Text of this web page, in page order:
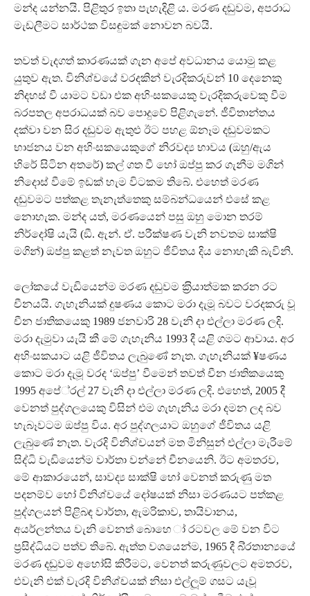
මන්ද යන්නයි. පිළිතුර ඉතා පැහැදිළි ය. මරණ දඬුවම, අපරාධ
මැඩලීමට සාර්ථක විසඳුමක් නොවන බවයි.
තවත් වැදගත් කාරණයක් ගැන අපේ අවධානය යොමු කළ
යුතුව ඇත. විනිශ්චයේ වරදකින් වැරදිකරුවන් 10 දෙනෙකු
නිදහස් වී යාමට වඩා එක අහිංසකයෙකු වැරදිකරුවෙකු වීම
බරපතල අපරාධයක් බව පොදුවේ පිළිගැනේ. ජීවිතාන්තය
දක්වා වන සිර දඬුවම ඇතුළු ඊට පහළ ඕනෑම දඬුවමකට
භාජනය වන අහිංසකයෙකුගේ නිරවද්‍ය භාවය (ඔහු/ඇය
හිරේ සිටින අතරේ) කල් ගත වී හෝ ඔප්පු කර ගැනීම මගින්
නිදොස් වීමේ ඉඩක් හැම විටකම තිබේ. එහෙත් මරණ
දඬුවමට පත්කළ තැනැත්තෙකු සම්බන්ධයෙන් එසේ කළ
නොහැක. මන්ද යත්, මරණයෙන් පසු ඔහු මොන තරම්
නිර්දෝෂි යැයි (ඞී. ඇන්. ඒ. පරීක්ෂණ වැනි නවතම සාක්ෂි
මගින්) ඔප්පු කළත් නැවත ඔහුට ජීවිතය දිය නොහැකි බැවිනි.
ලෝකයේ වැඩියෙන්ම මරණ දඬුවම ක‍්‍රියාත්මක කරන රට
චීනයයි. ගැහැනියක් දුෂණය කොට මරා දැමූ බවට වරදකරු වූ
චීන ජාතිකයෙකු 1989 ජනවාරි 28 වැනි දා එල්ලා මරණ ලදි.
මරා දැමුවා යැයි කී මේ ගැහැනිය 1993 දී යළි ගමට ආවාය. අර
අහිංසකයාට යළි ජීවිතය ලැබුණේ නැත. ගැහැනියක් ¥ෂණය
කොට මරා දැමූ වරද ‘ඔප්පු’ වීමෙන් තවත් චීන ජාතිකයෙකු
1995 අපේ‍්‍රල් 27 වැනි දා එල්ලා මරණ ලදි. එහෙත්, 2005 දී
වෙනත් පුද්ගලයෙකු විසින් එම ගැහැනිය මරා දමන ලද බව
හැබෑවටම ඔප්පු විය. අර පුද්ගලයාට ඔහුගේ ජීවිතය යළි
ලැබුණේ නැත. වැරදි විනිශ්චයන් මත මිනිසුන් එල්ලා මැරීමේ
සිද්ධි වැඩියෙන්ම වාර්තා වන්නේ චීනයෙනි. ඊට අමතරව,
මේ ආකාරයෙන්, සාවද්‍ය සාක්ෂි හෝ වෙනත් කරුණු මත
පදනම්ව හෝ විනිශ්චයේ දෝෂයක් නිසා මරණයට පත්කළ
පුද්ගලයන් පිළිබඳ වාර්තා, ඇමරිකාව, තායිවානය,
අයර්ලන්තය වැනි වෙනත් බොහෙ ා් රටවල මේ වන විට
ප‍්‍රසිද්ධියට පත්ව තිබේ. ඇත්ත වශයෙන්ම, 1965 දී බි‍්‍රතාන්‍යයේ
මරණ දඬුවම අහෝසි කිරීමට, වෙනත් කරුණුවලට අමතරව,
එවැනි එක් වැරදි විනිශ්චයක් නිසා එල්ලූම් ගසට යැවූ